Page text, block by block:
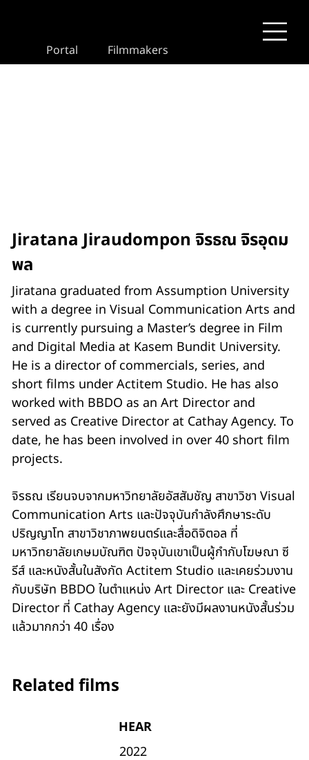
Portal Filmmakers
Jiratana Jiraudompon จิรธณ จิรอุดม
พล
Jiratana graduated from Assumption University
with a degree in Visual Communication Arts and
is currently pursuing a Master’s degree in Film
and Digital Media at Kasem Bundit University.
He is a director of commercials, series, and
short films under Actitem Studio. He has also
worked with BBDO as an Art Director and
served as Creative Director at Cathay Agency. To
date, he has been involved in over 40 short film
projects.
จิรธณ เรียนจบจากมหาวิทยาลัยอัสสัมชัญ สาขาวิชา Visual
Communication Arts และปัจจุบันกำลังศึกษาระดับ
ปริญญาโท สาขาวิชาภาพยนตร์และสื่อดิจิตอล ที่
มหาวิทยาลัยเกษมบัณฑิต ปัจจุบันเขาเป็นผู้กำกับโฆษณา ซี
รีส์ และหนังสั้นในสังกัด Actitem Studio และเคยร่วมงาน
กับบริษัท BBDO ในตำแหน่ง Art Director และ Creative
Director ที่ Cathay Agency และยังมีผลงานหนังสั้นร่วม
แล้วมากกว่า 40 เรื่อง
Related films
HEAR
2022